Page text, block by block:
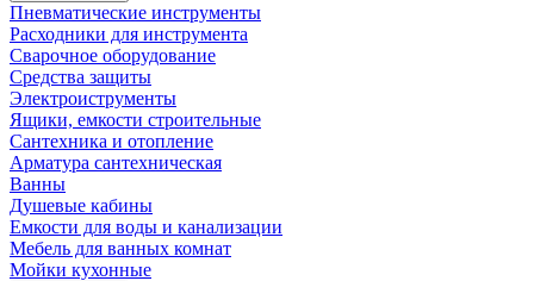
Пневматические инструменты
Расходники для инструмента
Сварочное оборудование
Средства защиты
Электроиструменты
Ящики, емкости строительные
Сантехника и отопление
Арматура сантехническая
Ванны
Душевые кабины
Емкости для воды и канализации
Мебель для ванных комнат
Мойки кухонные